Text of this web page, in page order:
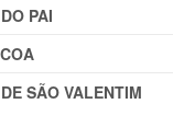
PAI
SÃO VALENTIM